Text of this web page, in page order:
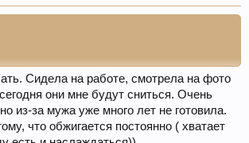
Сидела на работе, смотрела на фото
они мне будут сниться. Очень
из-за мужа уже много лет не готовила.
что обжигается постоянно ( хватает